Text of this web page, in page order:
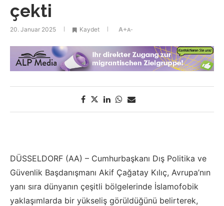
çekti
20. Januar 2025 Kaydet A+A-
DÜSSELDORF (AA) – Cumhurbaşkanı Dış Politika ve
Güvenlik Başdanışmanı Akif Çağatay Kılıç, Avrupa’nın
yanı sıra dünyanın çeşitli bölgelerinde İslamofobik
yaklaşımlarda bir yükseliş görüldüğünü belirterek,